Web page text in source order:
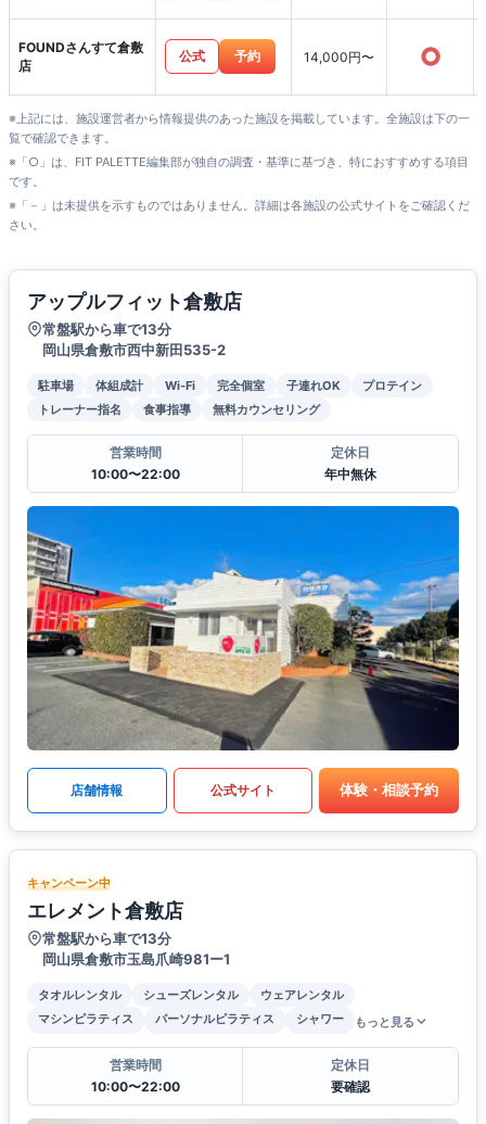
FOUNDさんすて倉敷
店
公式 予約 14,000円〜 ○
※上記には、施設運営者から情報提供のあった施設を掲載しています。全施設は下の一
覧で確認できます。
※「○」は、FIT PALETTE編集部が独自の調査・基準に基づき、特におすすめする項目
です。
※「－」は未提供を示すものではありません。詳細は各施設の公式サイトをご確認くだ
さい。
アップルフィット倉敷店
常盤駅から車で13分
岡山県倉敷市西中新田535-2
駐車場 体組成計 Wi-Fi 完全個室 子連れOK
プロテイン
トレーナー指名
食事指導 無料カウンセリング
営業時間
10:00〜22:00
定休日
年中無休
店舗情報 公式サイト 体験・相談予約
キャンペーン中
エレメント倉敷店
常盤駅から車で13分
岡山県倉敷市玉島爪崎981ー1
タオルレンタル シューズレンタル
ウェアレンタル
マシンピラティス
パーソナルピラティス シャワー もっと見る
営業時間
10:00〜22:00
定休日
要確認